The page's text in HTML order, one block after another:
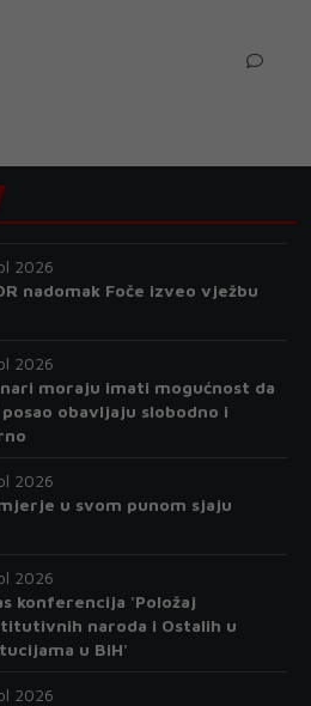
2026
nadomak Foče izveo vježbu
2026
moraju imati mogućnost da
obavljaju slobodno i
2026
u svom punom sjaju
2026
konferencija 'Položaj
naroda i Ostalih u
u BiH'
2026